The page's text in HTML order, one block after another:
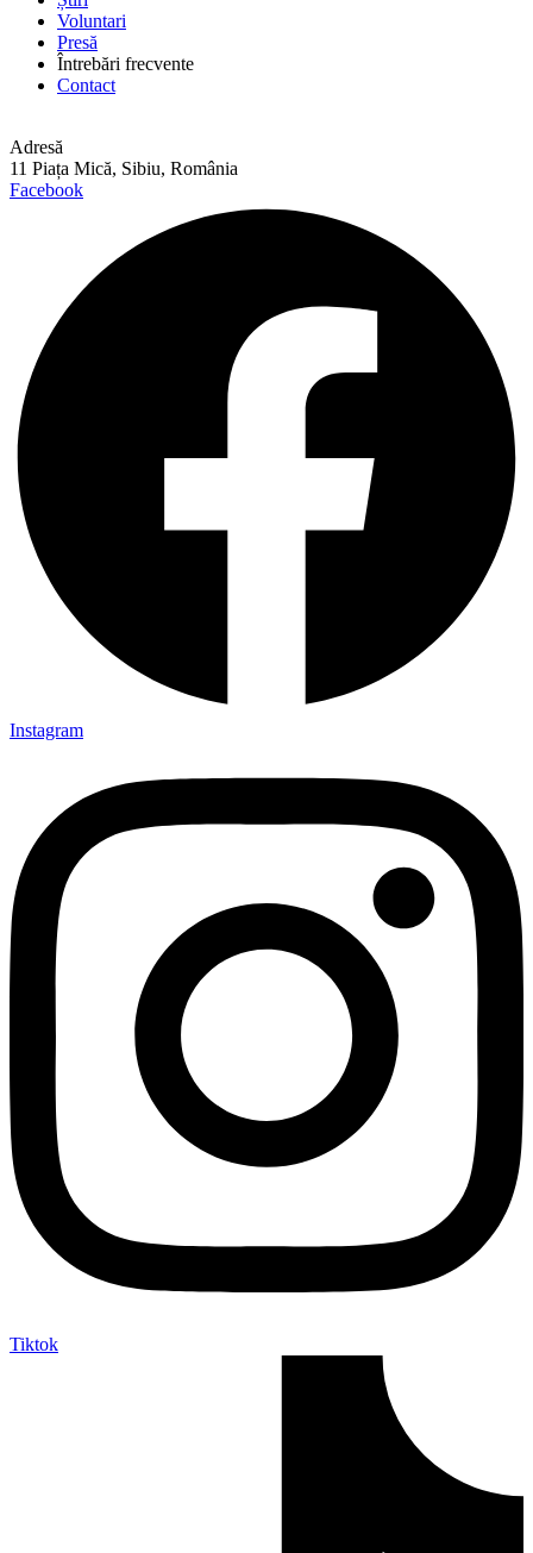
Voluntari
Presă
Întrebări frecvente
Contact
Adresă
11 Piața Mică, Sibiu, România
Facebook
Instagram
Tiktok